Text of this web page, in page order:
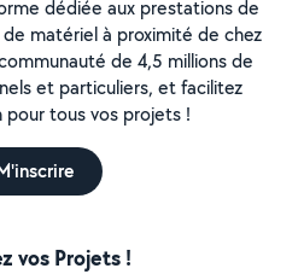
dédiée aux prestations de
matériel à proximité de chez
de 4,5 millions de
et particuliers, et facilitez
tous vos projets !
vos Projets !